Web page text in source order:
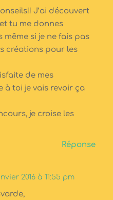
J’ai découvert
tu me donnes
même si je ne fais pas
créations pour les
de mes
à toi je vais revoir ça
je croise les
Réponse
2016 à 11:55 pm